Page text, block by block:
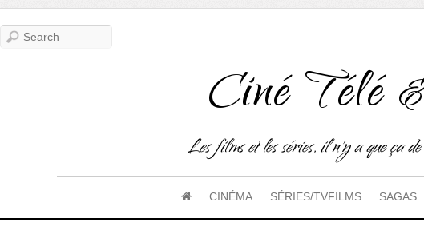
Ciné Télé
Les films et les séries, il n'y a que ça
CINÉMA SÉRIES/TVFILMS SAGAS